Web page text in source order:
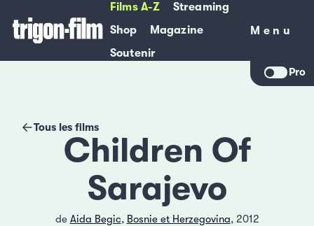
Films A-Z
Streaming
Shop
Magazine
Soutenir
Menu
Menu
Pro
Tous les films
Children Of
Sarajevo
de Aida Begic, Bosnie et Herzegovina, 2012